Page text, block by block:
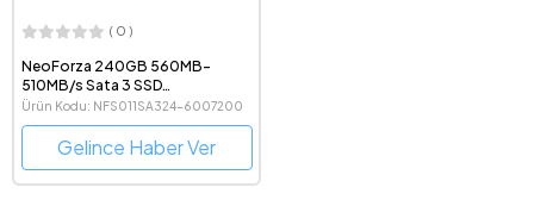
( 0 )
NeoForza 240GB 560MB-
510MB/s Sata 3 SSD
NFS111SA324-6007200
Ürün Kodu: NFS011SA324-6007200
Gelince Haber Ver